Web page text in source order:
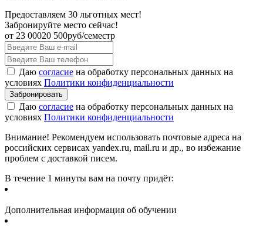
Предоставляем 30 льготных мест!
Забронируйте место сейчас!
от 23 00020 500руб/семестр
Даю согласие на обработку персональных данных на
условиях Политики конфиденциальности
Даю согласие на обработку персональных данных на
условиях Политики конфиденциальности
Внимание! Рекомендуем использовать почтовые адреса на
российских сервисах yandex.ru, mail.ru и др., во избежание
проблем с доставкой писем.
В течение 1 минуты вам на почту придёт:
Дополнительная информация об обучении